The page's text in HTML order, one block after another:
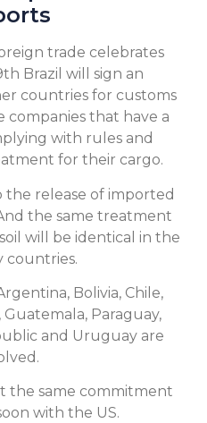
trade celebrates
Brazil will sign an
countries for customs
that have a
with rules and
for their cargo.
the release of imported
the same treatment
will be identical in the
countries.
Bolivia, Chile,
Guatemala, Paraguay,
and Uruguay are
the same commitment
with the US.